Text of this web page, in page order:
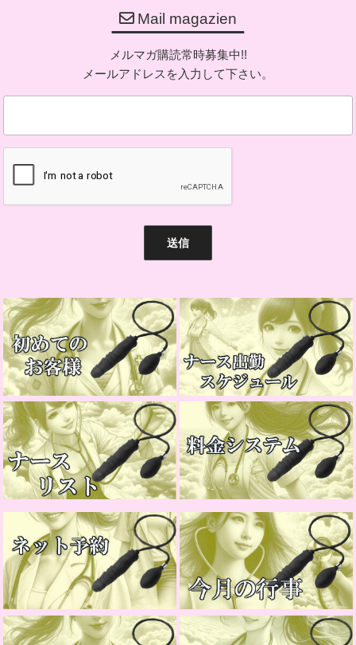
Mail magazien
メルマガ購読常時募集中!!
メールアドレスを入力して下さい。